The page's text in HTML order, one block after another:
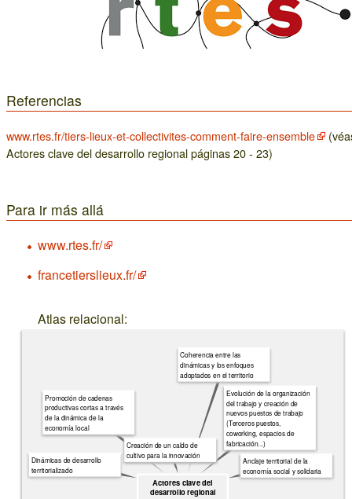
Referencias
www.rtes.fr/tiers-lieux-et-collectivites-comment-faire-ensemble
Actores clave del desarrollo regional páginas 20 - 23)
Para ir más allá
www.rtes.fr/
francetierslieux.fr/
Atlas relacional:
Actores clave del
desarrollo regional
Anclaje territorial de la
economía social y solidaria
Evolución de la organización
del trabajo y creación de
nuevos puestos de trabajo
(Terceros puestos,
coworking, espacios de
fabricación...)
Coherencia entre las
dinámicas y los enfoques
adoptados en el territorio
Creación de un caldo de
cultivo para la innovación
Promoción de cadenas
productivas cortas a través
de la dinámica de la
economía local
Dinámicas de desarrollo
territorializado